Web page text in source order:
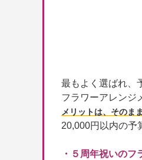
最もよく選ばれ、
フラワーアレンジ
メリットは、そのま
20,000円以内の予
・５周年祝いのフ